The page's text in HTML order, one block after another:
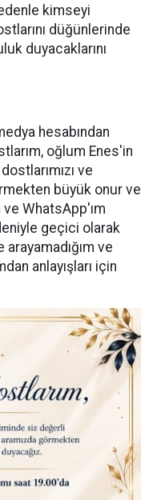
kimseyi
düğünlerinde
duyacaklarını
hesabından
oğlum Enes'in
ve
büyük onur ve
WhatsApp'ım
geçici olarak
arayamadığım ve
anlayışları için